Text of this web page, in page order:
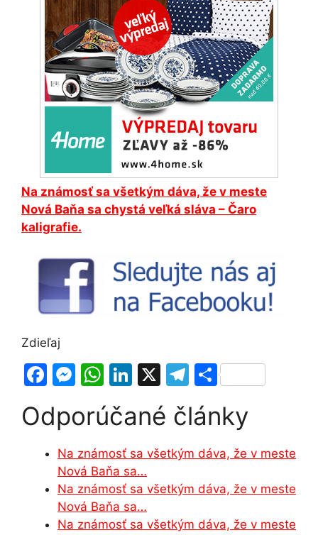
Na známosť sa všetkým dáva, že v meste
Nová Baňa sa chystá veľká sláva – Čaro
kaligrafie.
Zdieľaj
F
c
e
b
o
o
M
s
e
n
g
W
at
A
p
p
Li
k
dI
n
X
T
e
gr
a
m
S
ar
Odporúčané články
Na známosť sa všetkým dáva, že v meste
Nová Baňa sa…
Na známosť sa všetkým dáva, že v meste
Nová Baňa sa…
Na známosť sa všetkým dáva, že v meste